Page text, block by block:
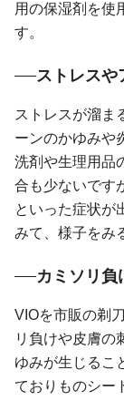
用の保湿剤を使
す。
ストレスや
ストレスが溜ま
ーンのかゆみや
洗剤や生理用品
合も少ないです
といった症状が
みて、様子をみ
カミソリ負
VIOを市販の剃
リ負けや皮膚の
ゆみが生じるこ
ておりものシー